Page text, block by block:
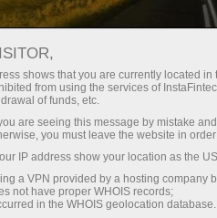
ট্রেডারদের জন্য ফরেক্স
Crypto-
Technical
Movement of
Friday
shows that you are currently located
from using the services of
of funds, etc.
are seeing this message by mistake
you must leave the website in
IP address show your location as the
a VPN provided by a hosting company
not have proper WHOIS records;
in the WHOIS geolocation database.